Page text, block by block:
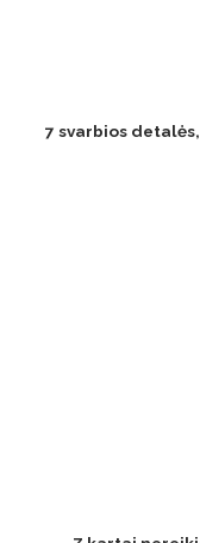
7 svarbios